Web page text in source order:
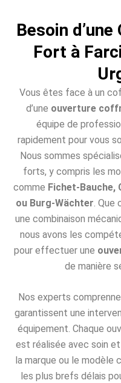
Besoin
Fort à
Vous êtes face à un
d’une ouverture
équipe de
rapidement pour vous
Nous sommes
forts, y compris les
comme Fichet-Bauche,
ou Burg-Wächter .
une combinaison
nous avons les
pour effectuer une
de manière
Nos experts
garantissent une
équipement. Chaque
est réalisée avec soin
la marque ou le modèle
les plus brefs délais